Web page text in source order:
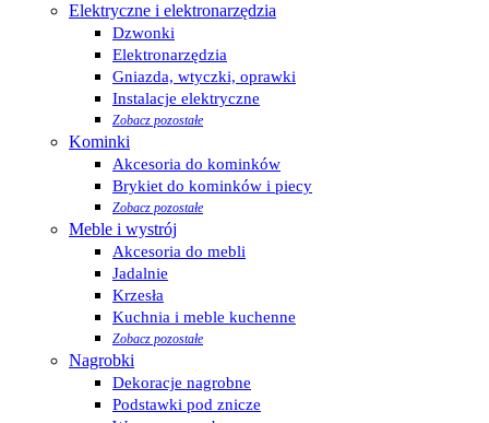
Elektryczne i elektronarzędzia
Dzwonki
Elektronarzędzia
Gniazda, wtyczki, oprawki
Instalacje elektryczne
Zobacz pozostałe
Kominki
Akcesoria do kominków
Brykiet do kominków i piecy
Zobacz pozostałe
Meble i wystrój
Akcesoria do mebli
Jadalnie
Krzesła
Kuchnia i meble kuchenne
Zobacz pozostałe
Nagrobki
Dekoracje nagrobne
Podstawki pod znicze